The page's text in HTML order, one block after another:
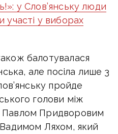
у Слов’янську люди
участі у виборах
балотувалася
але посіла лише 3
пройде
голови між
Придворовим
Ляхом, який